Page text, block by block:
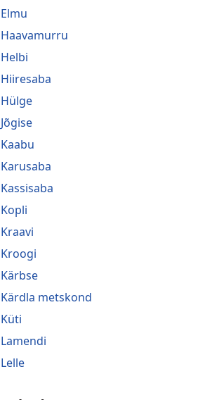
Elmu
Haavamurru
Helbi
Hiiresaba
Hülge
Jõgise
Kaabu
Karusaba
Kassisaba
Kopli
Kraavi
Kroogi
Kärbse
Kärdla metskond
Küti
Lamendi
Lelle